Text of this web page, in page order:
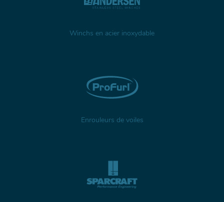
Winchs en acier inoxydable
Enrouleurs de voiles